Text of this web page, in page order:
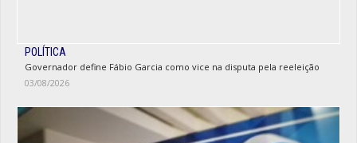
POLÍTICA
Governador define Fábio Garcia como vice na disputa pela reeleição
03/08/2026